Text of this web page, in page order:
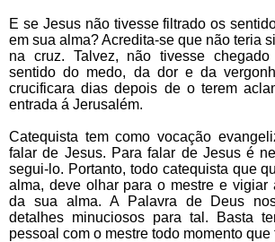
E se Jesus não tivesse filtrado os
em sua alma? Acredita-se que não teria
na cruz. Talvez, não tivesse
sentido do medo, da dor e da
crucificara dias depois de o terem
entrada á Jerusalém.
Catequista tem como vocação
falar de Jesus. Para falar de Jesus é
segui-lo. Portanto, todo catequista que
alma, deve olhar para o mestre e vigiar
da sua alma. A Palavra de Deus
detalhes minuciosos para tal. Basta
pessoal com o mestre todo momento que